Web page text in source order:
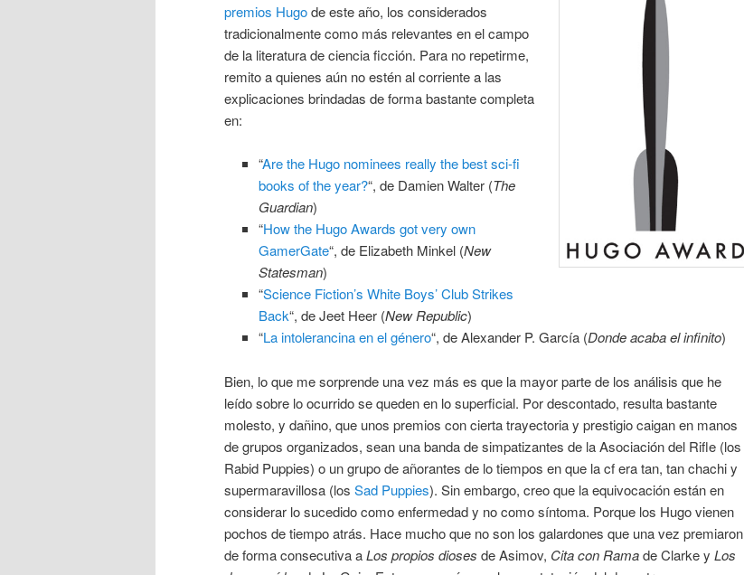
premios Hugode este año, los considerados
tradicionalmente como más relevantes en el campo
de la literatura de ciencia ficción. Para no repetirme,
remito a quienes aún no estén al corriente a las
explicaciones brindadas de forma bastante completa
en:
“Are the Hugo nominees really the best sci-fi
books of the year?“, de Damien Walter (The
Guardian)
“How the Hugo Awards got very own
GamerGate“, de Elizabeth Minkel (New
Statesman)
“Science Fiction’s White Boys’ Club Strikes
Back“, de Jeet Heer (New Republic)
“La intolerancina en el género“, de Alexander P. García (Donde acaba el infinito)
Bien, lo que me sorprende una vez más es que la mayor parte de los análisis que he
leído sobre lo ocurrido se queden en lo superficial. Por descontado, resulta bastante
molesto, y dañino, que unos premios con cierta trayectoria y prestigio caigan en manos
de grupos organizados, sean una banda de simpatizantes de la Asociación del Rifle (los
Rabid Puppies) o un grupo de añorantes de lo tiempos en que la cf era tan, tan chachi y
supermaravillosa (los Sad Puppies). Sin embargo, creo que la equivocación están en
considerar lo sucedido como enfermedad y no como síntoma. Porque los Hugo vienen
pochos de tiempo atrás. Hace mucho que no son los galardones que una vez premiaron
de forma consecutiva aLos propios dioses de Asimov, Cita con Ramade Clarke y Los